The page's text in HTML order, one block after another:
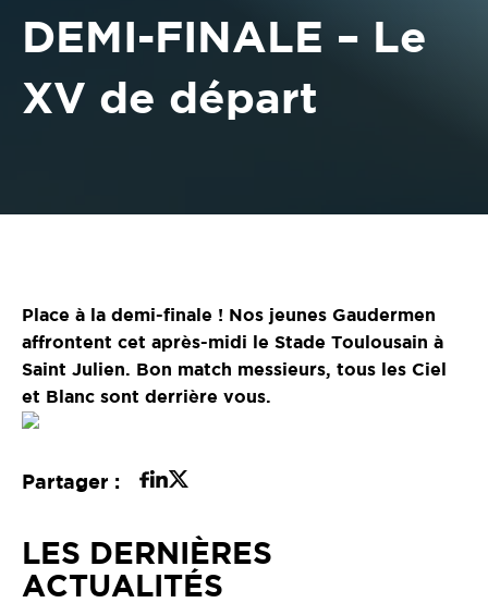
DEMI-FINALE – Le
XV de départ
Place à la demi-finale ! Nos jeunes Gaudermen
affrontent cet après-midi le Stade Toulousain à
Saint Julien. Bon match messieurs, tous les Ciel
et Blanc sont derrière vous.
Partager :
LES DERNIÈRES
ACTUALITÉS